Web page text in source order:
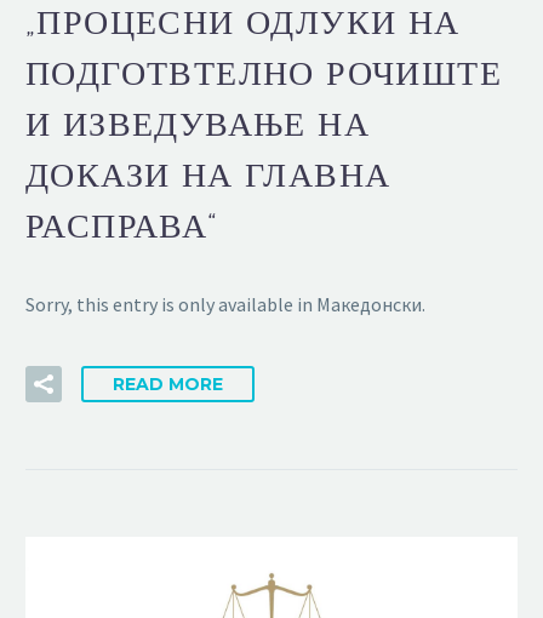
„ПРОЦЕСНИ ОДЛУКИ НА
ПОДГОТВТЕЛНО РОЧИШТЕ
И ИЗВЕДУВАЊЕ НА
ДОКАЗИ НА ГЛАВНА
РАСПРАВА“
Sorry, this entry is only available in Македонски.
READ MORE